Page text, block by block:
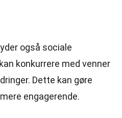
også sociale
konkurrere med venner
Dette kan gøre
engagerende.